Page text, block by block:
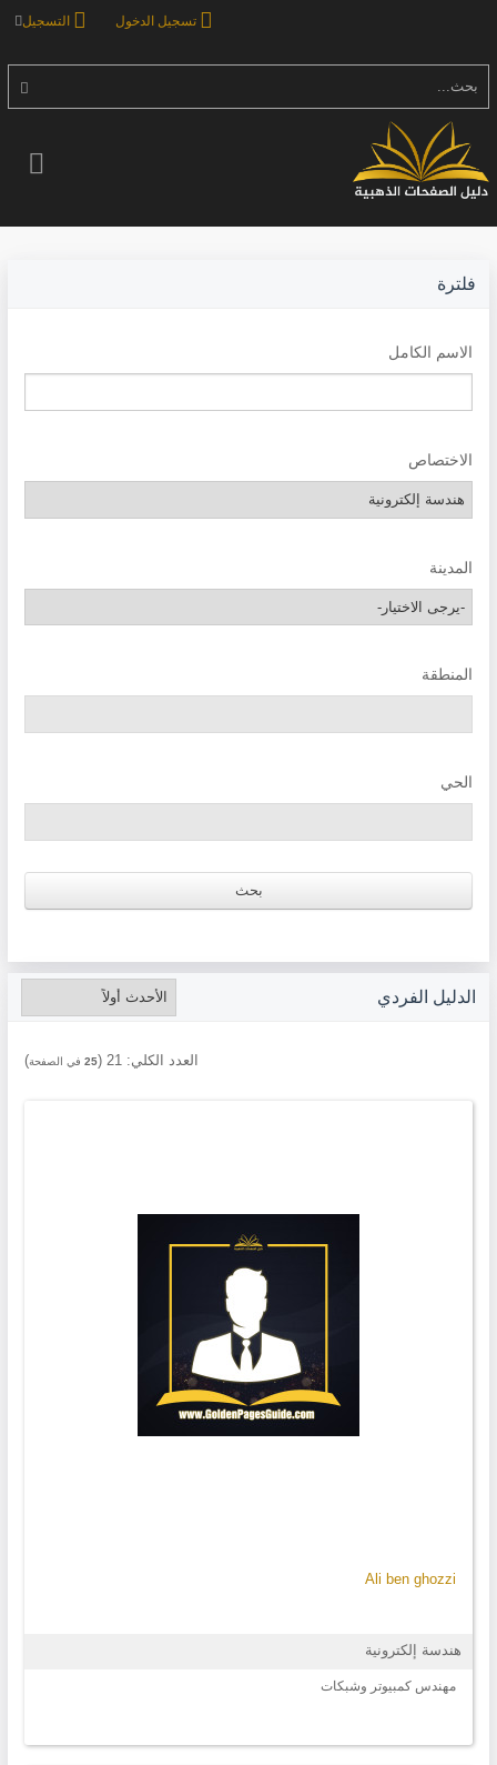
التسجيل تسجيل الدخول
بحث...
فلترة
الاسم الكامل
الاختصاص
المدينة
المنطقة
الحي
الدليل الفردي
العدد الكلي: 21
(
25 في الصفحة)
Ali ben ghozzi
هندسة إلكترونية
مهندس كمبيوتر وشبكات